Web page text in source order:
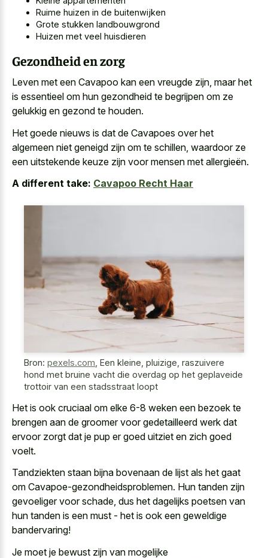
Ruime huizen in de buitenwijken
Grote stukken landbouwgrond
Huizen met veel huisdieren
Gezondheid en zorg
Leven met een Cavapoo kan een vreugde zijn, maar het
is essentieel om hun gezondheid te begrijpen om ze
gelukkig en gezond te houden.
Het goede nieuws is dat de Cavapoes over het
algemeen niet geneigd zijn om te schillen, waardoor ze
een uitstekende keuze zijn voor mensen met allergieën.
A different take: Cavapoo Recht Haar
Bron: pexels.com Een kleine, pluizige, raszuivere
hond met bruine vacht die overdag op het geplaveide
trottoir van een stadsstraat loopt
Het is ook cruciaal om elke 6-8 weken een bezoek te
brengen aan de groomer voorgedetailleerd werk dat
ervoor zorgt dat je pup ergoed uitziet en zich goed
voelt.
Tandziekten staan bijna bovenaan de lijst als het gaat
om Cavapoe-gezondheidsproblemen. Hun tanden zijn
gevoeliger voor schade, dus het dagelijks poetsen van
hun tanden is een must - het is ook een geweldige
bandervaring!
Je moet je bewust zijn van mogelijke